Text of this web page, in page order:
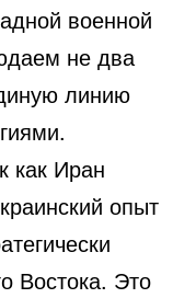
военной
не два
линию
как Иран
опыт
Востока. Это